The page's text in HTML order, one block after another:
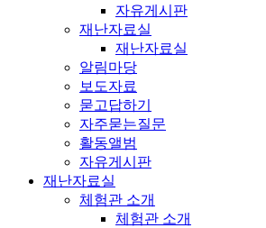
자유게시판
재난자료실
재난자료실
알림마당
보도자료
묻고답하기
자주묻는질문
활동앨범
자유게시판
재난자료실
체험관 소개
체험관 소개